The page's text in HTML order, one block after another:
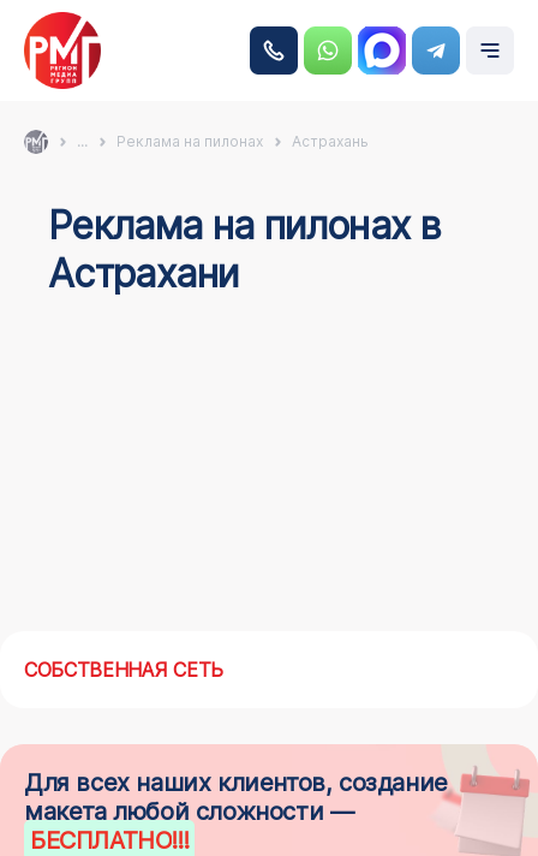
... Реклама на пилонах Астрахань
Реклама на пилонах в
Астрахани
СОБСТВЕННАЯ СЕТЬ
Для всех наших клиентов, создание
макета любой сложности —
БЕСПЛАТНО!!!